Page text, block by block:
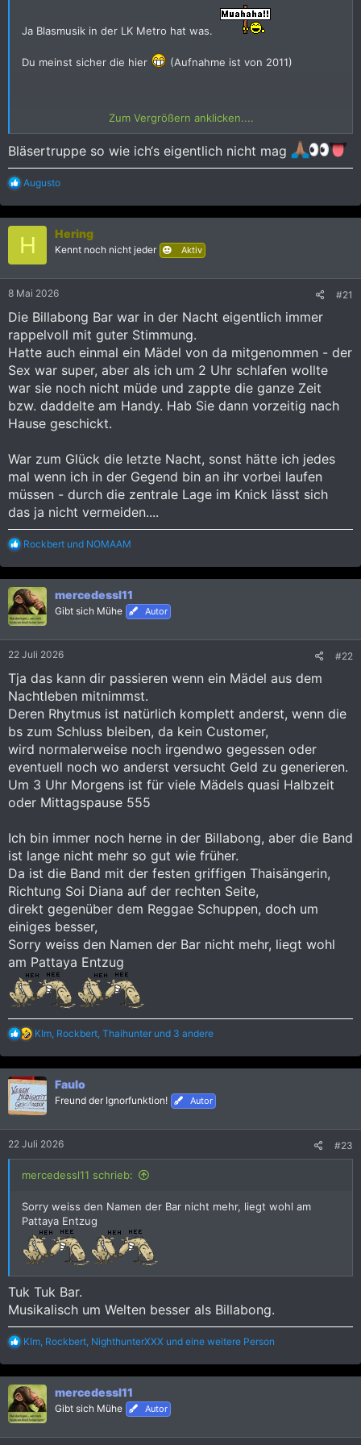
Ja Blasmusik in der LK Metro hat was.
Du meinst sicher die hier (Aufnahme ist von 2011)
Zum Vergrößern anklicken....
Bläsertruppe so wie ich‘s eigentlich nicht mag
R
a
k
i
n
Augusto
H Hering
Kennt noch nicht jeder Aktiv
8 Mai 2026 #21
Die Billabong Bar war in der Nacht eigentlich immer
rappelvoll mit guter Stimmung.
Hatte auch einmal ein Mädel von da mitgenommen - der
Sex war super, aber als ich um 2 Uhr schlafen wollte
war sie noch nicht müde und zappte die ganze Zeit
bzw. daddelte am Handy. Hab Sie dann vorzeitig nach
Hause geschickt.
War zum Glück die letzte Nacht, sonst hätte ich jedes
mal wenn ich in der Gegend bin an ihr vorbei laufen
müssen - durch die zentrale Lage im Knick lässt sich
das ja nicht vermeiden....
R
a
k
t
i
o
n
Rockbert und NOMAAM
mercedessl11
Gibt sich Mühe Autor
22 Juli 2026 #22
Tja das kann dir passieren wenn ein Mädel aus dem
Nachtleben mitnimmst.
Deren Rhytmus ist natürlich komplett anderst, wenn die
bs zum Schluss bleiben, da kein Customer,
wird normalerweise noch irgendwo gegessen oder
eventuell noch wo anderst versucht Geld zu generieren.
Um 3 Uhr Morgens ist für viele Mädels quasi Halbzeit
oder Mittagspause 555
Ich bin immer noch herne in der Billabong, aber die Band
ist lange nicht mehr so gut wie früher.
Da ist die Band mit der festen griffigen Thaisängerin,
Richtung Soi Diana auf der rechten Seite,
direkt gegenüber dem Reggae Schuppen, doch um
einiges besser,
Sorry weiss den Namen der Bar nicht mehr, liegt wohl
am Pattaya Entzug
R
a
k
t
i
o
n
:
KIm, Rockbert, Thaihunter und 3 andere
Faulo
Freund der Ignorfunktion! Autor
22 Juli 2026 #23
mercedessl11 schrieb:
Sorry weiss den Namen der Bar nicht mehr, liegt wohl am
Pattaya Entzug
Tuk Tuk Bar.
Musikalisch um Welten besser als Billabong.
R
a
k
t
i
o
KIm, Rockbert, NighthunterXXX und eine weitere Person
mercedessl11
Gibt sich Mühe Autor